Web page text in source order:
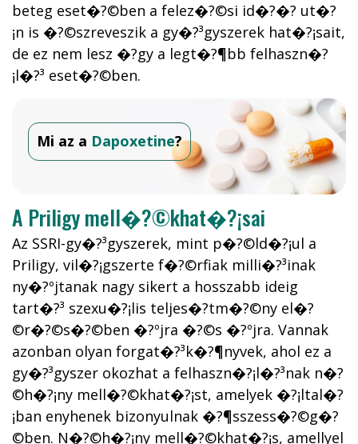
beteg eset�?©ben a felez�?©si id�?�? ut�?
¡n is �?©szreveszik a gy�?³gyszerek hat�?¡sait,
de ez nem lesz �?­gy a legt�?¶bb felhaszn�?
¡l�?³ eset�?©ben.
Mi az a Dapoxetine?
A Priligy mell�?©khat�?¡sai
Az SSRI-gy�?³gyszerek, mint p�?©ld�?¡ul a
Priligy, vil�?¡gszerte f�?©rfiak milli�?³inak
ny�?ºjtanak nagy sikert a hosszabb ideig
tart�?³ szexu�?¡lis teljes�?­tm�?©ny el�?
©r�?©s�?©ben �?ºjra �?©s �?ºjra. Vannak
azonban olyan forgat�?³k�?¶nyvek, ahol ez a
gy�?³gyszer okozhat a felhaszn�?¡l�?³nak n�?
©h�?¡ny mell�?©khat�?¡st, amelyek �?¡ltal�?
¡ban enyhenek bizonyulnak �?¶sszess�?©g�?
©ben. N�?©h�?¡ny mell�?©khat�?¡s, amellyel